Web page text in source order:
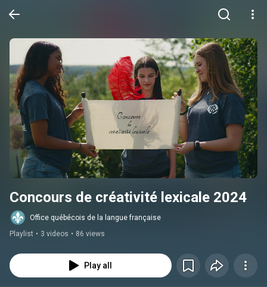
Concours de créativité lexicale 2024
Office québécois de la langue française
Playlist • 3 videos • 86 views
Play all